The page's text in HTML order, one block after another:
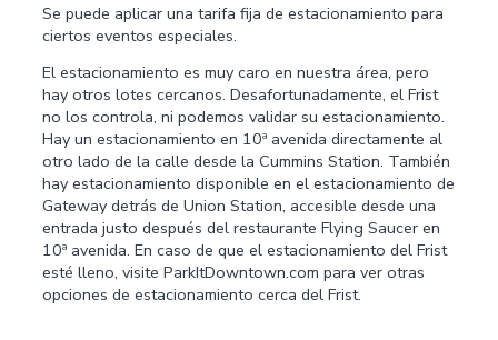
Se puede aplicar una tarifa fija de estacionamiento para
ciertos eventos especiales.
El estacionamiento es muy caro en nuestra área, pero
hay otros lotes cercanos. Desafortunadamente, el Frist
no los controla, ni podemos validar su estacionamiento.
Hay un estacionamiento en 10ª avenida directamente al
otro lado de la calle desde la Cummins Station. También
hay estacionamiento disponible en el estacionamiento de
Gateway detrás de Union Station, accesible desde una
entrada justo después del restaurante Flying Saucer en
10ª avenida. En caso de que el estacionamiento del Frist
esté lleno, visite ParkItDowntown.com para ver otras
opciones de estacionamiento cerca del Frist.